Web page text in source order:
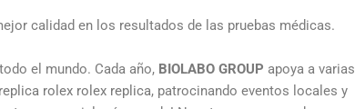
calidad en los resultados de las pruebas médicas.
el mundo. Cada año, BIOLABO GROUP apoya a varias
replica rolex rolex replica, patrocinando eventos locales y